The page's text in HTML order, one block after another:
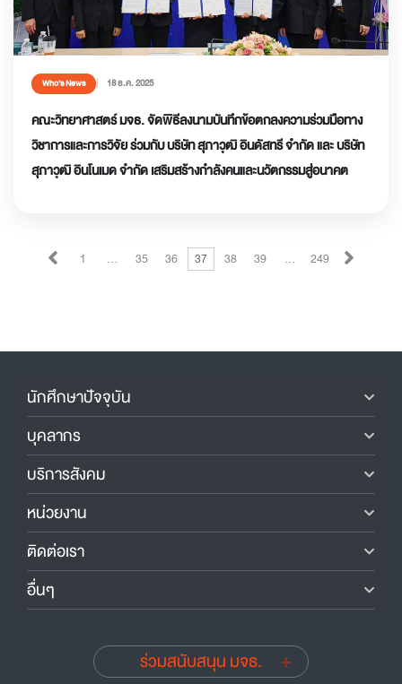
Who’s News 18 ธ.ค. 2025
คณะวิทยาศาสตร์ มจธ. จัดพิธีลงนามบันทึกข้อตกลงความร่วมมือทาง
วิชาการและการวิจัย ร่วมกับ บริษัท สุภาวุฒิ อินดัสทรี จำกัด และ บริษัท
สุภาวุฒิ อินโนเมด จำกัด เสริมสร้างกำลังคนและนวัตกรรมสู่อนาคต
1 … 35 36 37 38 39 … 249
นักศึกษาปัจจุบัน
บุคลากร
บริการสังคม
หน่วยงาน
ติดต่อเรา
อื่นๆ
ร่วมสนับสนุน มจธ.